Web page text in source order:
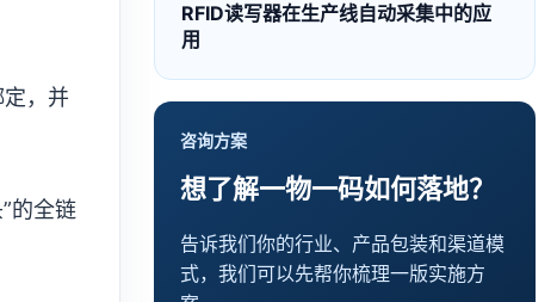
，并
的全链
RFID读写器在生产线自动采集中的应
用
咨询方案
想了解一物一码如何落地？
告诉我们你的行业、产品包装和渠道模
式，我们可以先帮你梳理一版实施方